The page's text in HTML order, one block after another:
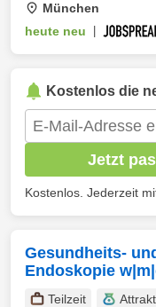
München
heute neu
Kostenlos die
Jetzt
Kostenlos. Jederzeit
Gesundheits-
Endoskopie
Teilzeit